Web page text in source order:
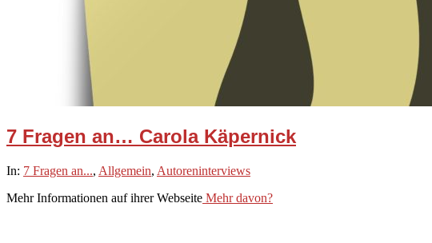
7 Fragen an… Carola Käpernick
2021-
20
In: 7 Fragen an..., Allgemein, Autoreninterviews
Mehr Informationen auf ihrer Webseite Mehr davon?